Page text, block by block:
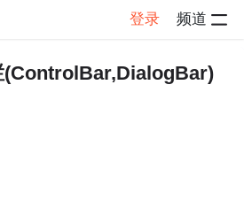
登录 频道
详情
(ControlBar,DialogBar)